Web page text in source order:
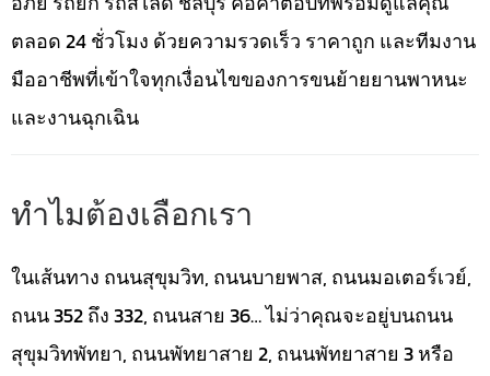
ตลอด 24 ชั่วโมง ด้วยความรวดเร็ว ราคาถูก และทีมงาน
มืออาชีพที่เข้าใจทุกเงื่อนไขของการขนย้ายยานพาหนะ
และงานฉุกเฉิน
ทำไมต้องเลือกเรา
ในเส้นทาง ถนนสุขุมวิท, ถนนบายพาส, ถนนมอเตอร์เวย์,
ถนน 352 ถึง 332, ถนนสาย 36… ไม่ว่าคุณจะอยู่บนถนน
สุขุมวิทพัทยา, ถนนพัทยาสาย 2, ถนนพัทยาสาย 3 หรือ